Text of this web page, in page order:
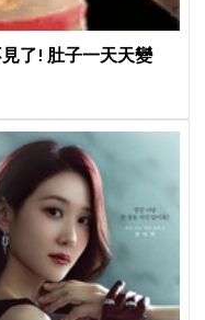
了! 肚子一天天變